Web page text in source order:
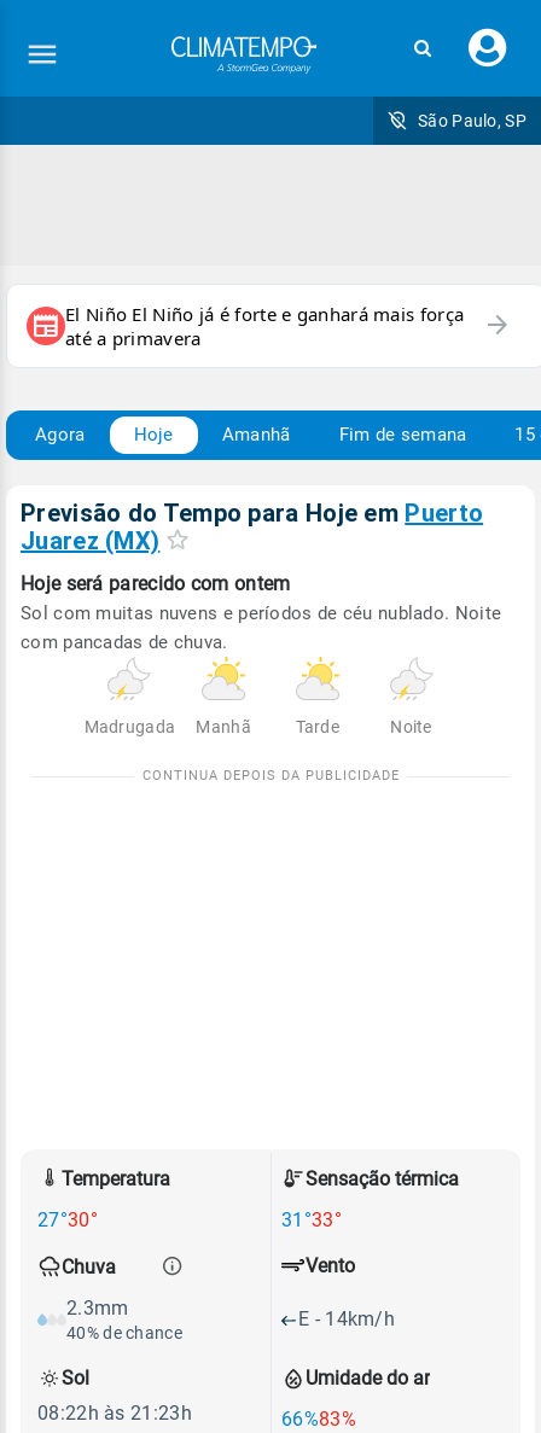
seu
São Paulo, SP
newspaper El Niño El Niño já é forte e ganhará mais força
até a primavera
arrow_forward
Agora Hoje Amanhã Fim de semana 15
Previsão do Tempo para Hoje em Puerto
Juarez (MX)
Hoje será parecido com ontem
Sol com muitas nuvens e períodos de céu nublado. Noite
com pancadas de chuva.
Madrugada Manhã Tarde Noite
Temperatura
27°30°
Sensação térmica
31°33°
Chuva
2.3mm
40% de chance
Umidade do ar
66%83%
Vento
E - 14km/h
Sol
08:22h às 21:23h